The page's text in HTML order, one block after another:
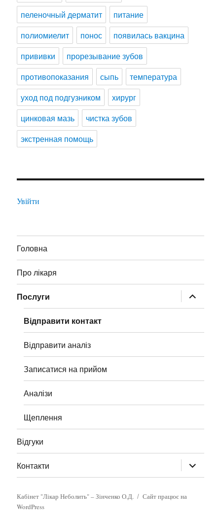
пеленочный дерматит
питание
полиомиелит
понос
появилась вакцина
прививки
прорезывание зубов
противопоказания
сыпь
температура
уход под подгузником
хирург
цинковая мазь
чистка зубов
экстренная помощь
Увійти
Головна
Про лікаря
Послуги
підменю
Відправити контакт
Відправити аналіз
Записатися на прийом
Аналізи
Щеплення
Відгуки
Контакти підменю
Кабінет "Лікар Неболить" – Зінченко О.Д.
Сайт працює на
WordPress